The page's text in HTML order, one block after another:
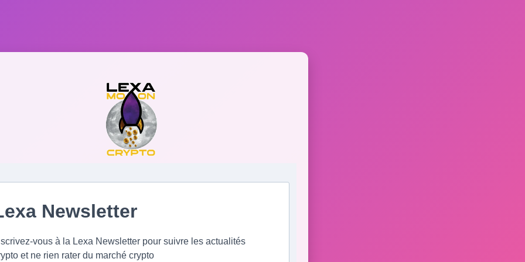
Newsletter
vous à la Lexa Newsletter pour suivre les actualités
et ne rien rater du marché crypto